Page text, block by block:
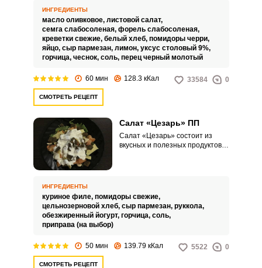
приходит на ум, когда вы
слышите слово «Цезарь»? Как
правило, все вспоминают о
вкусном салате.
ИНГРЕДИЕНТЫ
масло оливковое, листовой салат,
семга слабосоленая, форель слабосоленая,
креветки свежие, белый хлеб, помидоры черри,
яйцо, сыр пармезан, лимон, уксус столовый 9%,
горчица, чеснок, соль, перец черный молотый
60 мин 128.3 кКал 33584 0
СМОТРЕТЬ РЕЦЕПТ
Салат «Цезарь» ПП
Салат «Цезарь» состоит из
вкусных и полезных продуктов, а
просто и быстро.
ИНГРЕДИЕНТЫ
куриное филе, помидоры свежие,
цельнозерновой хлеб, сыр пармезан, руккола,
обезжиренный йогурт, горчица, соль,
приправа (на выбор)
50 мин 139.79 кКал 5522 0
СМОТРЕТЬ РЕЦЕПТ